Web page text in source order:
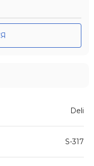
Deli
S-317